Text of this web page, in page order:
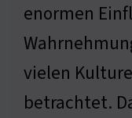
enormen
vielen
betrachtet.